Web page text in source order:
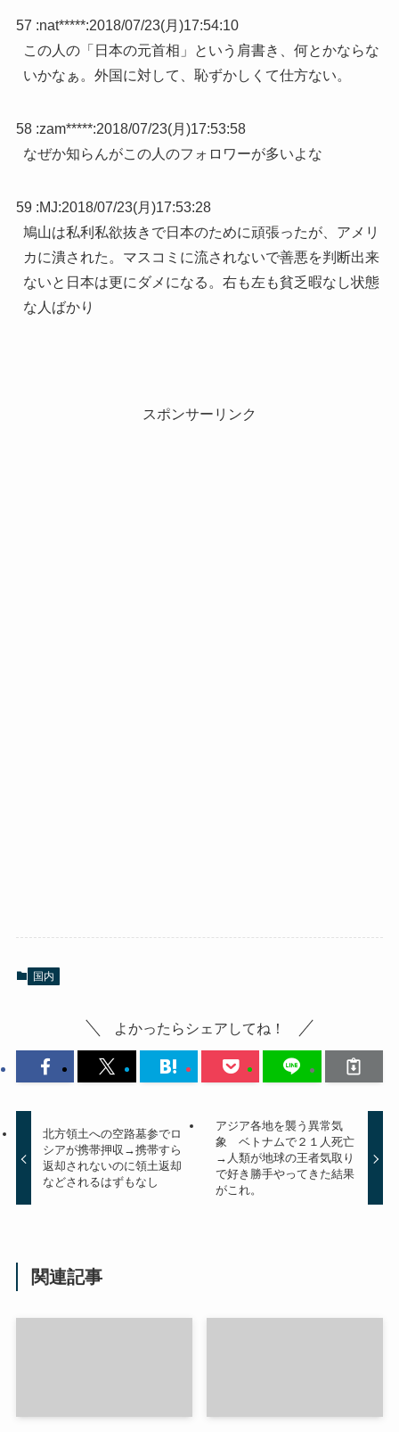
57 :nat*****:2018/07/23(月)17:54:10
この人の「日本の元首相」という肩書き、何とかならな
いかなぁ。外国に対して、恥ずかしくて仕方ない。
58 :zam*****:2018/07/23(月)17:53:58
なぜか知らんがこの人のフォロワーが多いよな
59 :MJ:2018/07/23(月)17:53:28
鳩山は私利私欲抜きで日本のために頑張ったが、アメリ
カに潰された。マスコミに流されないで善悪を判断出来
ないと日本は更にダメになる。右も左も貧乏暇なし状態
な人ばかり
スポンサーリンク
国内
よかったらシェアしてね！
北方領土への空路墓参でロ
シアが携帯押収→携帯すら
返却されないのに領土返却
などされるはずもなし
アジア各地を襲う異常気
象 ベトナムで２１人死亡
→人類が地球の王者気取り
で好き勝手やってきた結果
がこれ。
関連記事